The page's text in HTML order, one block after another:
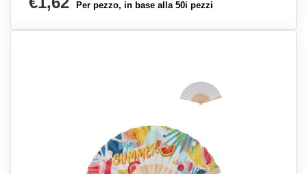
Per pezzo, in base alla 50i pezzi